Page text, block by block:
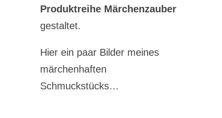
Produktreihe Märchenzauber
gestaltet.
Hier ein paar Bilder meines
märchenhaften
Schmuckstücks…